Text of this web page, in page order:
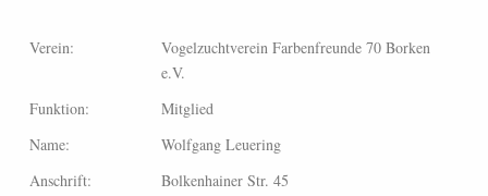
Verein:
Vogelzuchtverein Farbenfreunde 70 Borken
e.V.
Funktion:
Mitglied
Name:
Wolfgang Leuering
Anschrift:
Bolkenhainer Str. 45